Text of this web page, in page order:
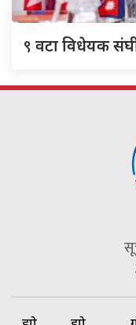
९ वटा विधेयक